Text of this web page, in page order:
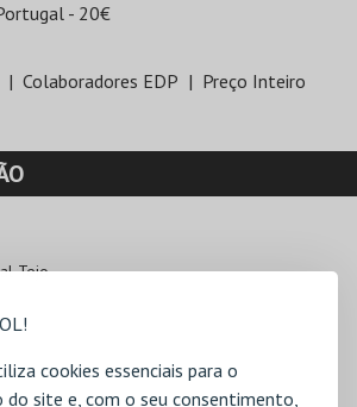
cookies essenciais para o
site e, com o seu consentimento,
- 20€
Colaboradores EDP Preço Inteiro
Tejo